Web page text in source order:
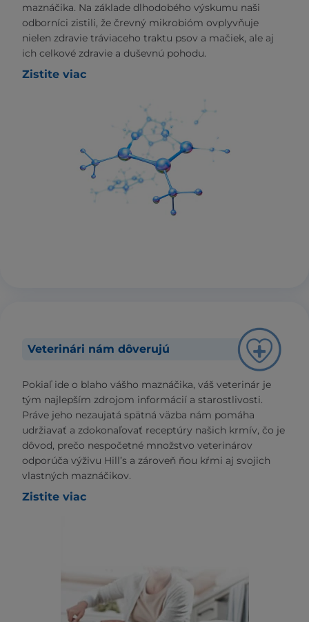
maznáčika. Na základe dlhodobého výskumu naši
odborníci zistili, že črevný mikrobióm ovplyvňuje
nielen zdravie tráviaceho traktu psov a mačiek, ale aj
ich celkové zdravie a duševnú pohodu.
Zistite viac
Veterinári nám dôverujú
Pokiaľ ide o blaho vášho maznáčika, váš veterinár je
tým najlepším zdrojom informácií a starostlivosti.
Práve jeho nezaujatá spätná väzba nám pomáha
udržiavať a zdokonaľovať receptúry našich krmív, čo je
dôvod, prečo nespočetné množstvo veterinárov
odporúča výživu Hill’s a zároveň ňou kŕmi aj svojich
vlastných maznáčikov.
Zistite viac